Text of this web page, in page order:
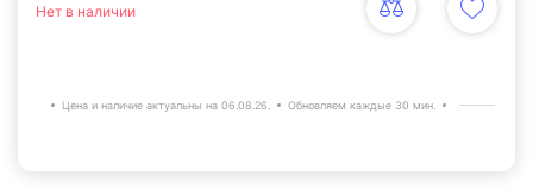
Нет в наличии
Цена и наличие актуальны на 06.08.26. Обновляем каждые 30 мин.